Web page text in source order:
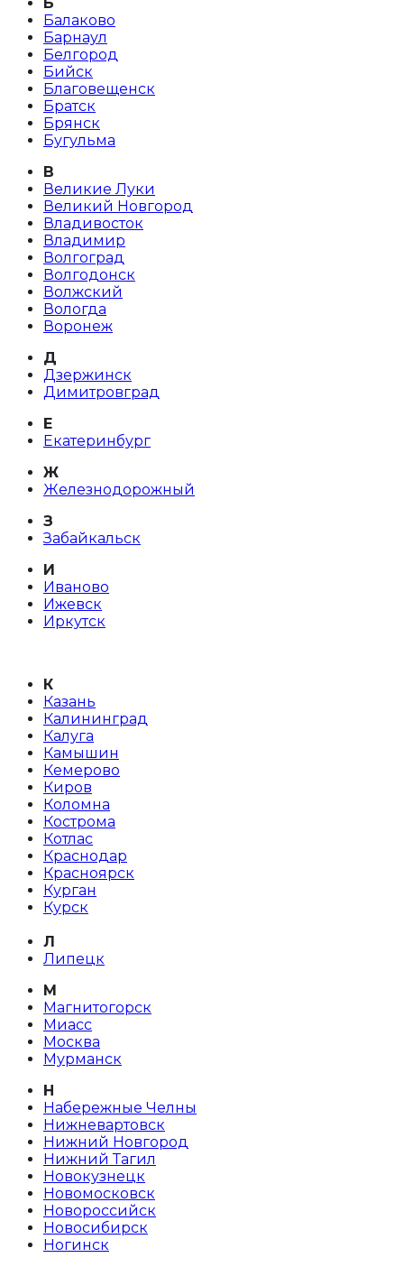
Б
Балаково
Барнаул
Белгород
Бийск
Благовещенск
Братск
Брянск
Бугульма
В
Великие Луки
Великий Новгород
Владивосток
Владимир
Волгоград
Волгодонск
Волжский
Вологда
Воронеж
Д
Дзержинск
Димитровград
Е
Екатеринбург
Ж
Железнодорожный
З
Забайкальск
И
Иваново
Ижевск
Иркутск
К
Казань
Калининград
Калуга
Камышин
Кемерово
Киров
Коломна
Кострома
Котлас
Краснодар
Красноярск
Курган
Курск
Л
Липецк
М
Магнитогорск
Миасс
Москва
Мурманск
Н
Набережные Челны
Нижневартовск
Нижний Новгород
Нижний Тагил
Новокузнецк
Новомосковск
Новороссийск
Новосибирск
Ногинск